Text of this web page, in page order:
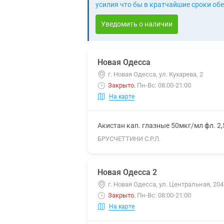
усилия что бы в кратчайшие сроки
Уведомить о наличии
Новая Одесса
г. Новая Одесса, ул. Кухарева, 2
Закрыто. Пн-Вс: 08:00-21:00
На карте
Акистан кап. глазные 50мкг/мл фл.
БРУСЧЕТТИНИ С.Р.Л.
Новая Одесса 2
г. Новая Одесса, ул. Центральная, 204
Закрыто. Пн-Вс: 08:00-21:00
На карте